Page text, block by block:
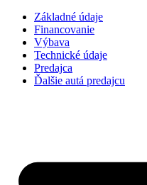
Základné údaje
Financovanie
Výbava
Technické údaje
Predajca
Ďalšie autá predajcu